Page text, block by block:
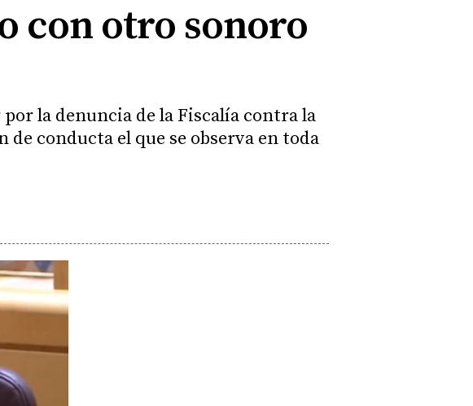
con otro sonoro
la denuncia de la Fiscalía contra la
conducta el que se observa en toda